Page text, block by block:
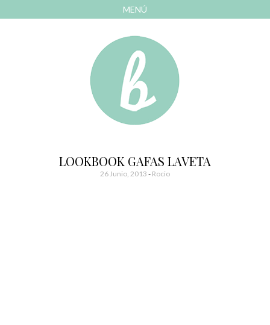
MENÚ
Bonitismos
LOOKBOOK GAFAS LAVETA
26 Junio, 2013 - Rocio